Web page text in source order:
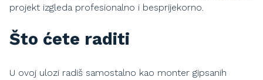
projekt izgleda profesionalno i besprijekorno.
Što ćete raditi
U ovoj ulozi radiš samostalno kao monter gipsanih